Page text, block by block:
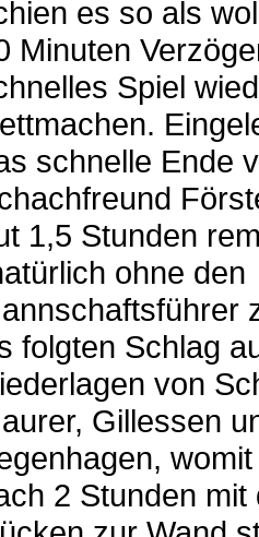
es so als
Minuten
Spiel
schnelle Ende
1,5 Stunden
ohne den
folgten Schlag
von
Gillessen
2 Stunden mit